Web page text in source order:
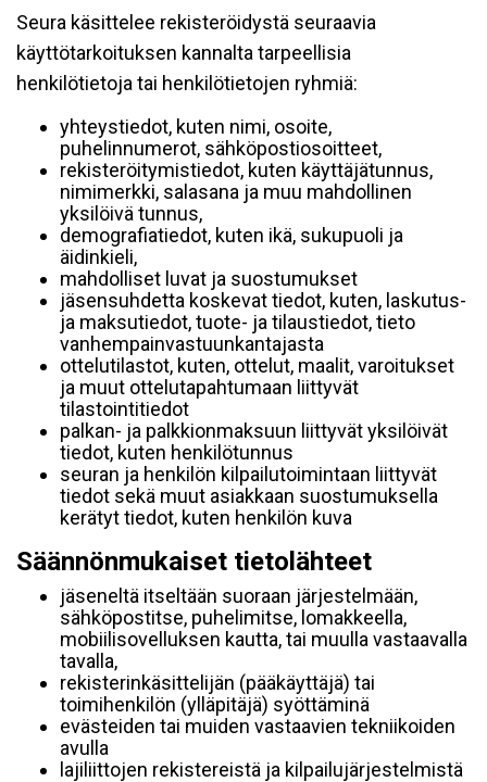
Seura käsittelee rekisteröidystä seuraavia
käyttötarkoituksen kannalta tarpeellisia
henkilötietoja tai henkilötietojen ryhmiä:
yhteystiedot, kuten nimi, osoite,
puhelinnumerot, sähköpostiosoitteet,
rekisteröitymistiedot, kuten käyttäjätunnus,
nimimerkki, salasana ja muu mahdollinen
yksilöivä tunnus,
demografiatiedot, kuten ikä, sukupuoli ja
äidinkieli,
mahdolliset luvat ja suostumukset
jäsensuhdetta koskevat tiedot, kuten, laskutus-
ja maksutiedot, tuote- ja tilaustiedot, tieto
vanhempainvastuunkantajasta
ottelutilastot, kuten, ottelut, maalit, varoitukset
ja muut ottelutapahtumaan liittyvät
tilastointitiedot
palkan- ja palkkionmaksuun liittyvät yksilöivät
tiedot, kuten henkilötunnus
seuran ja henkilön kilpailutoimintaan liittyvät
tiedot sekä muut asiakkaan suostumuksella
kerätyt tiedot, kuten henkilön kuva
Säännönmukaiset tietolähteet
jäseneltä itseltään suoraan järjestelmään,
sähköpostitse, puhelimitse, lomakkeella,
mobiilisovelluksen kautta, tai muulla vastaavalla
tavalla,
rekisterinkäsittelijän (pääkäyttäjä) tai
toimihenkilön (ylläpitäjä) syöttäminä
evästeiden tai muiden vastaavien tekniikoiden
avulla
lajiliittojen rekistereistä ja kilpailujärjestelmistä